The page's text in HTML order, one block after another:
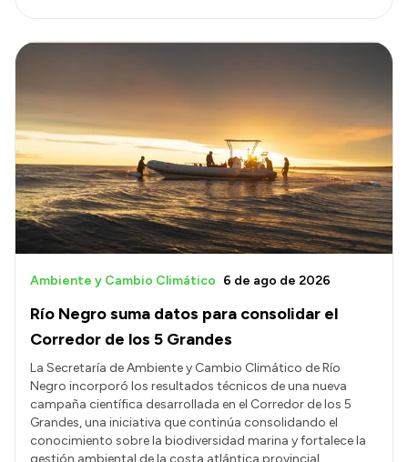
Río Negro suma datos para consolidar el
Corredor de los 5 Grandes
Ambiente y Cambio Climático 6 de ago de 2026
La Secretaría de Ambiente y Cambio Climático de Río
Negro incorporó los resultados técnicos de una nueva
campaña científica desarrollada en el Corredor de los 5
Grandes, una iniciativa que continúa consolidando el
conocimiento sobre la biodiversidad marina y fortalece la
gestión ambiental de la costa atlántica provincial.